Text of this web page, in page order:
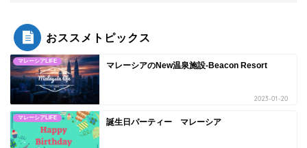
おススメトピックス
マレーシアLIFE マレーシアのNew温泉施設-Beacon Resort
2023-01-20
マレーシアLIFE 誕生日パーティー マレーシア